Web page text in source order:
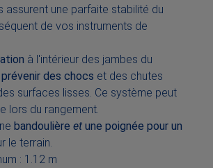
assurent une parfaite stabilité du
de vos instruments de
à l'intérieur des jambes du
prévenir des chocs et des chutes
surfaces lisses. Ce système peut
lors du rangement.
bandoulière et une poignée pour un
le terrain.
: 1.12 m